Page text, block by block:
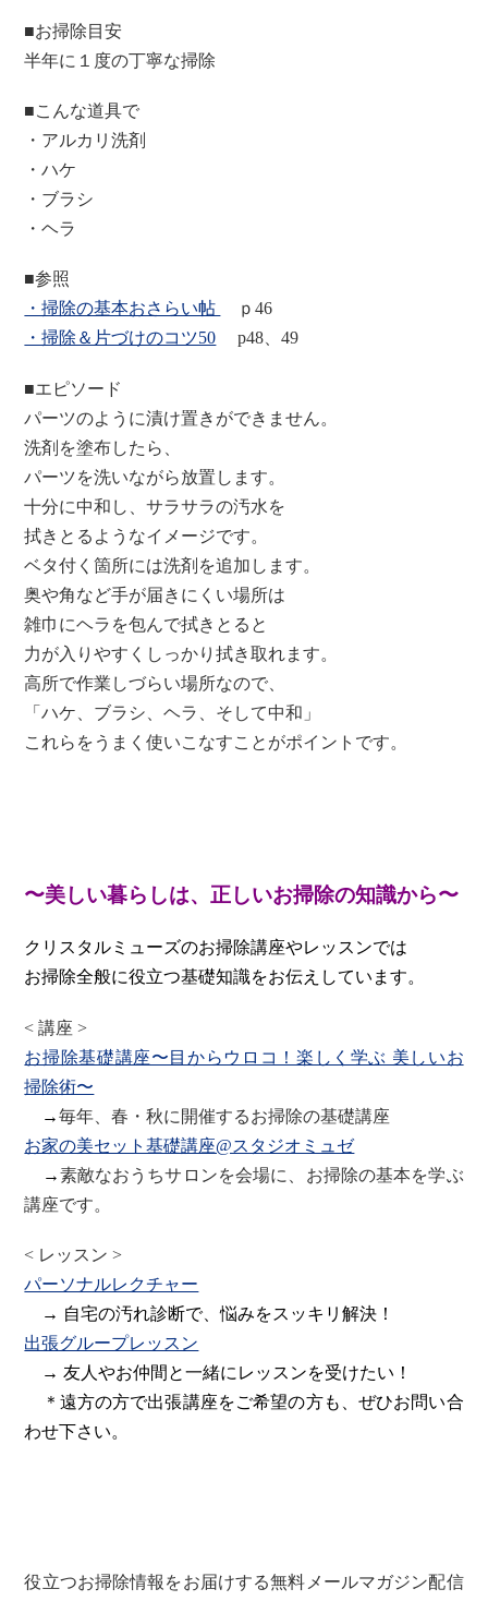
■お掃除目安
半年に１度の丁寧な掃除
■こんな道具で
・アルカリ洗剤
・ハケ
・ブラシ
・ヘラ
■参照
・掃除の基本おさらい帖
ｐ46
・掃除＆片づけのコツ50 p48、49
■エピソード
パーツのように漬け置きができません。
洗剤を塗布したら、
パーツを洗いながら放置します。
十分に中和し、サラサラの汚水を
拭きとるようなイメージです。
ベタ付く箇所には洗剤を追加します。
奥や角など手が届きにくい場所は
雑巾にヘラを包んで拭きとると
力が入りやすくしっかり拭き取れます。
高所で作業しづらい場所なので、
「ハケ、ブラシ、ヘラ、そして中和」
これらをうまく使いこなすことがポイントです。
〜美しい暮らしは、正しいお掃除の知識から〜
クリスタルミューズのお掃除講座やレッスンでは
お掃除全般に役立つ基礎知識をお伝えしています。
< 講座 >
お掃除基礎講座〜目からウロコ！楽しく学ぶ 美しいお
掃除術〜
→毎年、春・秋に開催するお掃除の基礎講座
お家の美セット基礎講座@スタジオミュゼ
→素敵なおうちサロンを会場に、お掃除の基本を学ぶ
講座です。
< レッスン >
パーソナルレクチャー
→ 自宅の汚れ診断で、悩みをスッキリ解決！
出張グループレッスン
→ 友人やお仲間と一緒にレッスンを受けたい！
＊遠方の方で出張講座をご希望の方も、ぜひお問い合
わせ下さい。
役立つお掃除情報をお届けする無料メールマガジン配信